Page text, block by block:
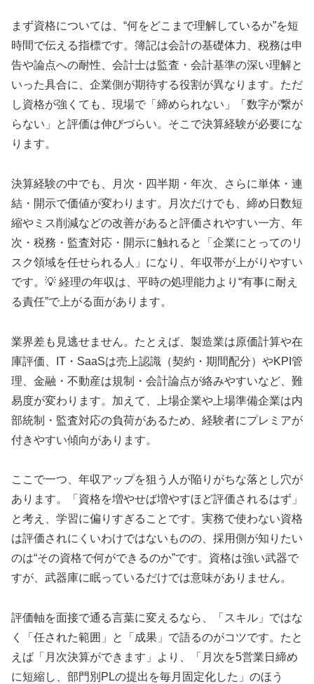
まず資格については、“何をどこまで理解しているか”を短
時間で伝える指標です。簿記は会計の基礎体力、税務は申
告や論点への耐性、会計士は監査・会計基準の深い理解と
いった具合に、企業側が期待する役割が異なります。ただ
し資格が強くても、現場で「締められない」「数字が繋が
らない」と評価は伸びづらい。そこで決算経験が必要にな
ります。
決算経験の中でも、月次・四半期・年次、さらに単体・連
結・開示で価値が変わります。月次だけでも、締め日数短
縮やミス削減などの改善があると評価されやすい一方、年
次・税務・監査対応・開示に触れると「企業にとってのリ
スク領域を任せられる人」になり、年収帯が上がりやすい
です。💡 経理の年収は、平時の処理能力より“有事に耐え
る責任”で上がる面があります。
業界差も見逃せません。たとえば、製造業は原価計算や在
庫評価、IT・SaaSは売上認識（契約・期間配分）やKPI管
理、金融・不動産は規制・会計論点が絡みやすいなど、難
易度が変わります。加えて、上場企業や上場準備企業は内
部統制・監査対応の負荷があるため、経験者にプレミアが
付きやすい傾向があります。
ここで一つ、年収アップを狙う人が陥りがちな落とし穴が
あります。「資格を増やせば増やすほど評価されるはず」
と考え、学習に偏りすぎることです。実務で使わない資格
は評価されにくいわけではないものの、採用側が知りたい
のは“その資格で何ができるのか”です。資格は強い武器で
すが、武器庫に眠っているだけでは意味がありません。
評価軸を面接で通る言葉に変えるなら、「スキル」ではな
く「任された範囲」と「成果」で語るのがコツです。たと
えば「月次決算ができます」より、「月次を5営業日締め
に短縮し、部門別PLの提出を毎月固定化した」のほう